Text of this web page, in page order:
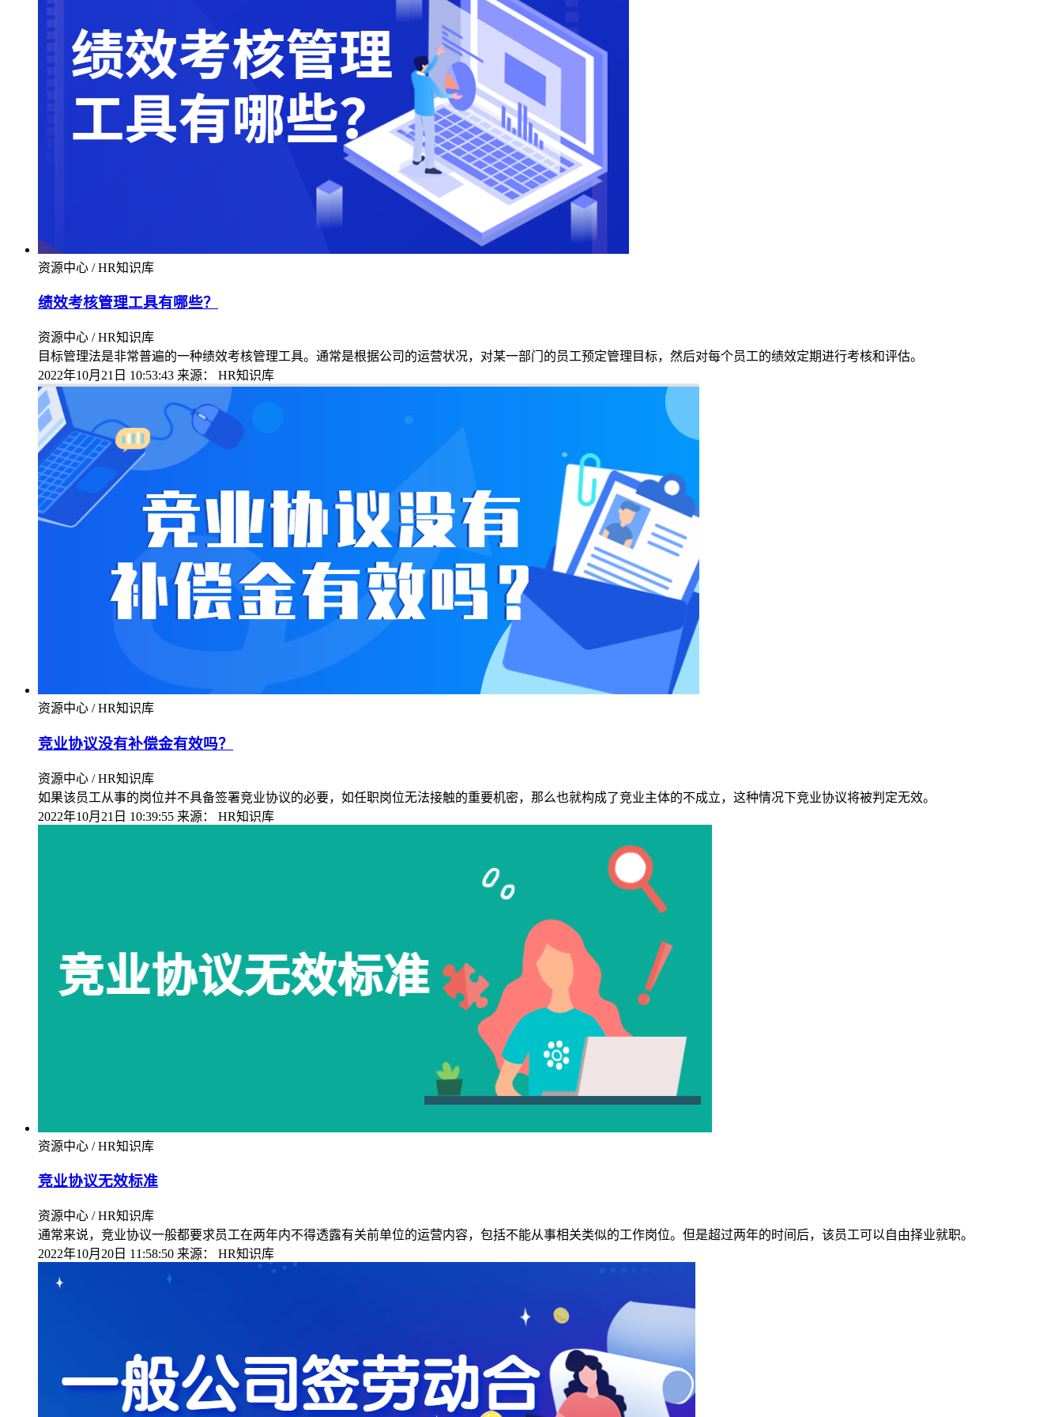
资源中心 / HR知识库
绩效考核管理工具有哪些？
资源中心 / HR知识库
目标管理法是非常普遍的一种绩效考核管理工具。通常是根据公司的运营状况，对某一部门的员工预定管理目标，然后对每个员工的绩效定期进行考核和评估。
2022年10月21日 10:53:43 来源： HR知识库
资源中心 / HR知识库
竞业协议没有补偿金有效吗？
资源中心 / HR知识库
如果该员工从事的岗位并不具备签署竞业协议的必要，如任职岗位无法接触的重要机密，那么也就构成了竞业主体的不成立，这种情况下竞业协议将被判定无效。
2022年10月21日 10:39:55 来源： HR知识库
资源中心 / HR知识库
竞业协议无效标准
资源中心 / HR知识库
通常来说，竞业协议一般都要求员工在两年内不得透露有关前单位的运营内容，包括不能从事相关类似的工作岗位。但是超过两年的时间后，该员工可以自由择业就职。
2022年10月20日 11:58:50 来源： HR知识库